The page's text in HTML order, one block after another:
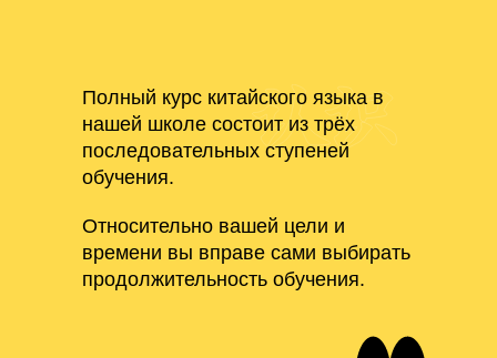
Полный курс китайского языка в
нашей школе состоит из трёх
последовательных ступеней
обучения.
Относительно вашей цели и
времени вы вправе сами выбирать
продолжительность обучения.